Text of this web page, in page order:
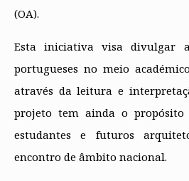
CAU
CPA
Açores
(OA).
Esta iniciativa visa divulgar
portugueses no meio
através da leitura e
projeto tem ainda o propósito
estudantes e futuros
encontro de âmbito nacional.